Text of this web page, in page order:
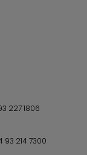
227 1806
93 214 7300